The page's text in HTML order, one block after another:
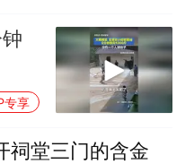
专享
祠堂三门的含金